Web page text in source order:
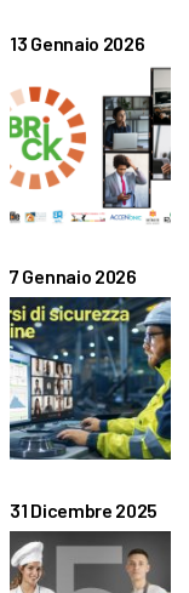
13 Gennaio 2026
7 Gennaio 2026
31 Dicembre 2025